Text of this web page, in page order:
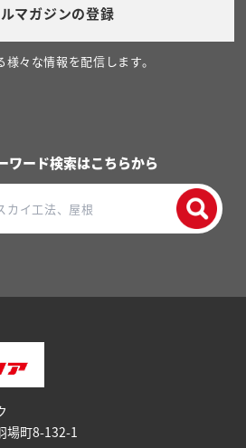
マガジンの登録
々な情報を配信します。
ワード検索はこちらから
場町8-132-1